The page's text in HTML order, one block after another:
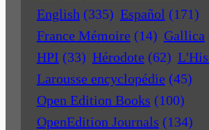
English (335) Español (171)
France Mémoire (14) Gallica
HPI (33) Hérodote (62)
Larousse encyclopédie (45)
Open Edition Books (100)
OpenEdition Journals (134)